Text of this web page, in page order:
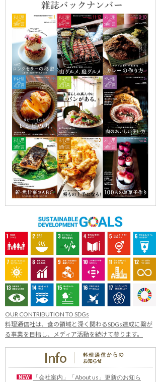
OUR CONTRIBUTION TO SDGs
料理通信社は、食の領域と深く関わるSDGs達成に繋が
る事業を目指し、メディア活動を続けて参ります。
「会社案内」「About us」更新のお知ら